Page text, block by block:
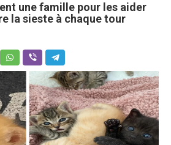
une famille pour les aider
la sieste à chaque tour